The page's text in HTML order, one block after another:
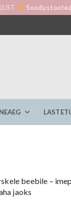
beebile –
jaoks